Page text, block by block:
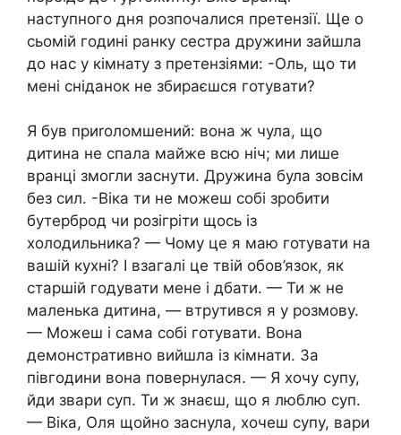
наступного дня розпочалися претензії. Ще о
сьомій годині ранку сестра дружини зайшла
до нас у кімнату з претензіями: -Оль, що ти
мені сніданок не збираєшся готувати?
Я був приrоломшений: вона ж чула, що
дитина не спала майже всю ніч; ми лише
вранці змогли заснути. Дружина була зовсім
без сил. -Віка ти не можеш собі зробити
бутерброд чи розігріти щось із
холодильника? — Чому це я маю готувати на
вашій кухні? І взагалі це твій обов’язок, як
старшій годувати мене і дбати. — Ти ж не
маленька дитина, — втрутився я у розмову.
— Можеш і сама собі готувати. Вона
демонстративно вийшла із кімнати. За
півгодини вона повернулася. — Я хочу супу,
йди звари суп. Ти ж знаєш, що я люблю суп.
— Віка, Оля щойно заснула, хочеш супу, вари